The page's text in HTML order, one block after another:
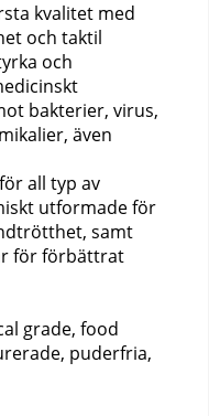
kvalitet med
och taktil
och
bakterier, virus,
även
all typ av
utformade för
samt
för förbättrat
grade, food
puderfria,